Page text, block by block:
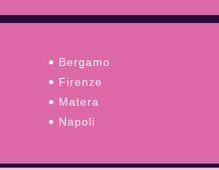
Bergamo
Firenze
Matera
Napoli